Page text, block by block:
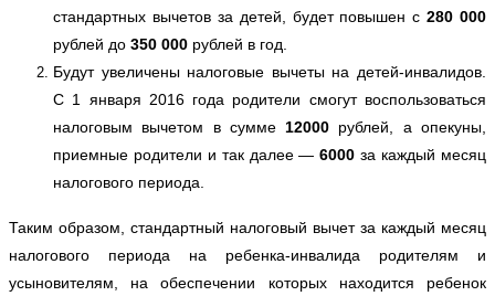
стандартных вычетов за детей, будет повышен с 280 000
рублей до 350 000 рублей в год.
С 1 января 2016 года родители смогут воспользоваться
налоговым вычетом в сумме 12000 рублей, а опекуны,
приемные родители и так далее — 6000 за каждый месяц
налогового периода.
Таким образом, стандартный налоговый вычет за каждый месяц
налогового периода на ребенка-инвалида родителям и
усыновителям, на обеспечении которых находится ребенок